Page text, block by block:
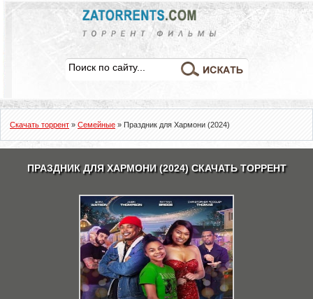
Скачать торрент » Семейные » Праздник для Хармони (2024)
ПРАЗДНИК ДЛЯ ХАРМОНИ (2024) СКАЧАТЬ ТОРРЕНТ